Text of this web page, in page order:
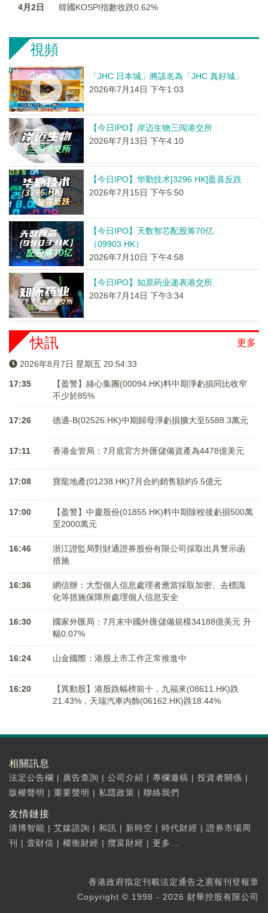
4月2日 韓國KOSPI指數收跌0.62%
視頻
「JHC 日本城」將該名為「JHC 真好城」
2026年7月14日 下午1:03
【今日IPO】岸迈生物三闯港交所
2026年7月13日 下午4:10
【今日IPO】华勤技术[3296.HK]盈喜反跌
2026年7月15日 下午5:50
【今日IPO】天数智芯配股筹70亿
（09903.HK）
2026年7月10日 下午4:58
【今日IPO】知原药业递表港交所
2026年7月14日 下午3:34
更多
快訊
2026年8月7日 星期五 20:54:34
17:35
【盈警】綠心集團(00094.HK)料中期淨虧損同比收窄
不少於85%
17:26 德適-B(02526.HK)中期歸母淨虧損擴大至5588.3萬元
17:11 香港金管局：7月底官方外匯儲備資產為4478億美元
17:08 寶龍地產(01238.HK)7月合約銷售額約5.5億元
17:00
【盈警】中慶股份(01855.HK)料中期除稅後虧損500萬
至2000萬元
16:46
浙江證監局對財通證券股份有限公司採取出具警示函
措施
16:36
網信辦：大型個人信息處理者應當採取加密、去標識
化等措施保障所處理個人信息安全
16:30
國家外匯局：7月末中國外匯儲備規模34188億美元 升
幅0.07%
16:24 山金國際：港股上市工作正常推進中
16:20
【異動股】港股跌幅榜前十，九福來(08611.HK)跌
21.43%，天瑞汽車内飾(06162.HK)跌18.44%
相關訊息
法定公告欄 | 廣告查詢 | 公司介紹 | 專欄邀稿 | 投資者關係 |
版權聲明 | 重要聲明 | 私隱政策 | 聯絡我們
友情鏈接
清博智能 | 艾媒諮詢 | 和訊 | 新時空 | 時代財經 | 證券市場周
刊
| 壹財信 | 權衡財經 | 攬富財經 | 更多...
香港政府指定刊載法定通告之憲報刊登報章
Copyright © 1998 - 2026 財華控股有限公司